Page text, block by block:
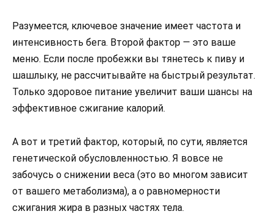
Разумеется, ключевое значение имеет частота и
интенсивность бега. Второй фактор — это ваше
меню. Если после пробежки вы тянетесь к пиву и
шашлыку, не рассчитывайте на быстрый результат.
Только здоровое питание увеличит ваши шансы на
эффективное сжигание калорий.
А вот и третий фактор, который, по сути, является
генетической обусловленностью. Я вовсе не
забочусь о снижении веса (это во многом зависит
от вашего метаболизма), а о равномерности
сжигания жира в разных частях тела.